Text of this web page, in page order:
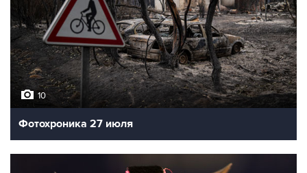
10
Фотохроника 27 июля